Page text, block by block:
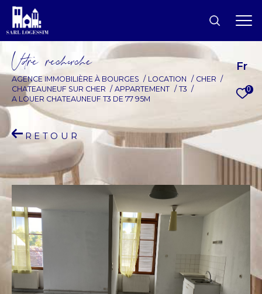
Fr
0
Vore recece
AGENCE IMMOBILIÈRE À BOURGES LOCATION
CHER
CHATEAUNEUF SUR CHER
APPARTEMENT
T3
A LOUER CHATEAUNEUF T3 DE 77 95M
RETOUR